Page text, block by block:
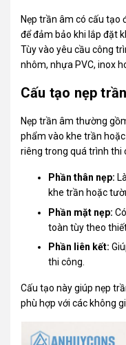
Nẹp trần âm có cấu tạo
để đảm bảo khi lắp đặt
Tùy vào yêu cầu công
nhôm, nhựa PVC, inox
Cấu tạo nẹp
Nẹp trần âm thường
phẩm vào khe trần
riêng trong quá trình thi
Phần thân nẹp:
khe trần hoặc
Phần mặt nẹp:
toàn tùy theo
Phần liên kết:
thi công.
Cấu tạo này giúp nẹp
phù hợp với các không